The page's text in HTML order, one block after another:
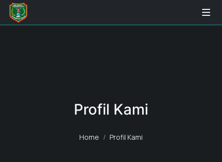
Profil Kami
Home Profil Kami